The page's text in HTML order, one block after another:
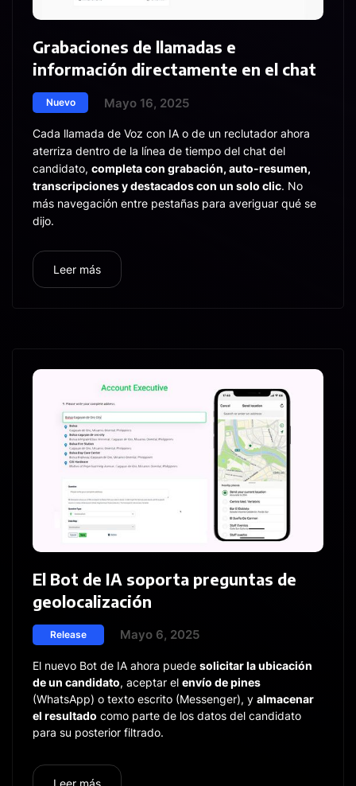
Grabaciones de llamadas e
información directamente en el chat
Nuevo Mayo 16, 2025
Cada llamada de Voz con IA o de un reclutador ahora
aterriza dentro de la línea de tiempo del chat del
candidato, completa con grabación, auto-resumen,
transcripciones y destacados con un solo clic. No
más navegación entre pestañas para averiguar qué se
dijo.
Leer más
El Bot de IA soporta preguntas de
geolocalización
Release Mayo 6, 2025
El nuevo Bot de IA ahora puede solicitar la ubicación
de un candidato, aceptar el envío de pines
(WhatsApp) o texto escrito (Messenger), y almacenar
el resultado como parte de los datos del candidato
para su posterior filtrado.
Leer más